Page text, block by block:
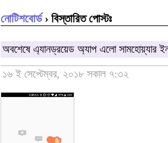
নোটিশবোর্ড› বিস্তারিত পোস্টঃ
অবশেষে এ্যানড্রয়েড অ্যাপ এলো সামহোয়্যার
১৬ ই সেপ্টেম্বর, ২০১৮ সকাল ৭:৩২